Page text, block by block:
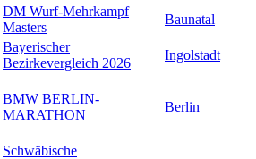
DM Wurf-Mehrkampf
Masters
Baunatal
Bayerischer
Bezirkevergleich 2026
Ingolstadt
BMW BERLIN-
MARATHON
Berlin
Schwäbische